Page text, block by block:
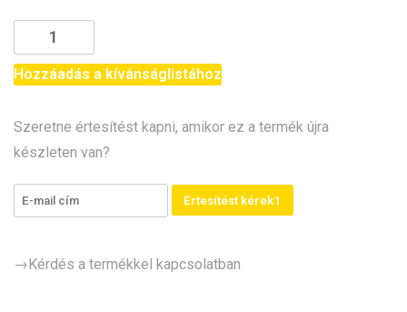
[Kifutott]
3.5"
TFT
UNO
shield
mennyiség
Hozzáadás a kívánságlistához
Szeretne értesítést kapni, amikor ez a termék újra
készleten van?
Értesítést kérek1
→Kérdés a termékkel kapcsolatban